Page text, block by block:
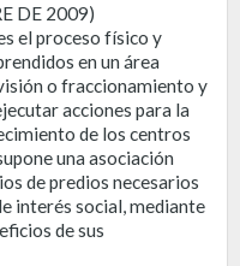
DE 2009)
el proceso físico y
en un área
o fraccionamiento y
acciones para la
de los centros
una asociación
de predios necesarios
interés social, mediante
de sus